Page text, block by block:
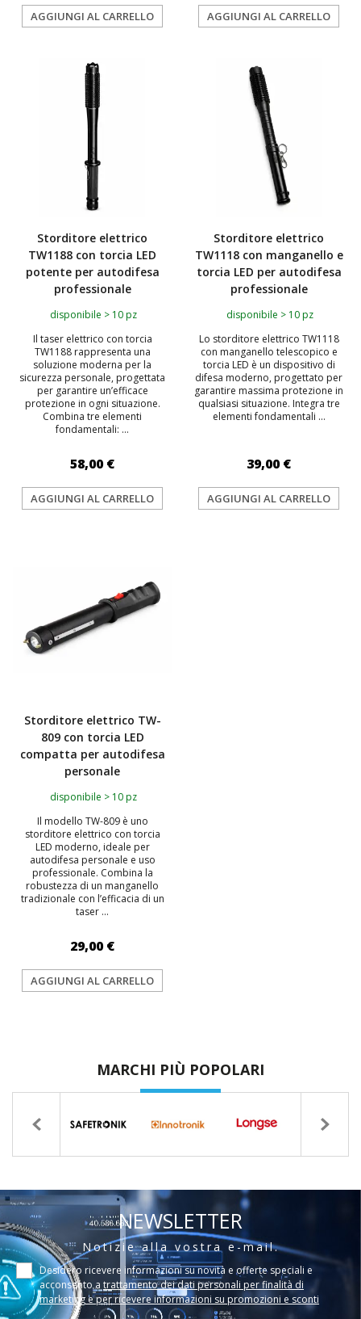
AGGIUNGI AL CARRELLO AGGIUNGI AL CARRELLO
Storditore elettrico
TW1188 con torcia LED
potente per autodifesa
professionale
disponibile > 10 pz
Il taser elettrico con torcia
TW1188 rappresenta una
soluzione moderna per la
sicurezza personale, progettata
per garantire un’efficace
protezione in ogni situazione.
Combina tre elementi
fondamentali: ...
58,00 €
AGGIUNGI AL CARRELLO
Storditore elettrico
TW1118 con manganello e
torcia LED per autodifesa
professionale
disponibile > 10 pz
Lo storditore elettrico TW1118
con manganello telescopico e
torcia LED è un dispositivo di
difesa moderno, progettato per
garantire massima protezione in
qualsiasi situazione. Integra tre
elementi fondamentali ...
39,00 €
AGGIUNGI AL CARRELLO
Storditore elettrico TW-
809 con torcia LED
compatta per autodifesa
personale
disponibile > 10 pz
Il modello TW-809 è uno
storditore elettrico con torcia
LED moderno, ideale per
autodifesa personale e uso
professionale. Combina la
robustezza di un manganello
tradizionale con l’efficacia di un
taser ...
29,00 €
AGGIUNGI AL CARRELLO
MARCHI PIÙ POPOLARI
NEWSLETTER
Notizie alla vostra e-mail.
Desidero ricevere informazioni su novità e offerte speciali e
acconsento a trattamento dei dati personali per finalità di
marketing e per ricevere informazioni su promozioni e sconti